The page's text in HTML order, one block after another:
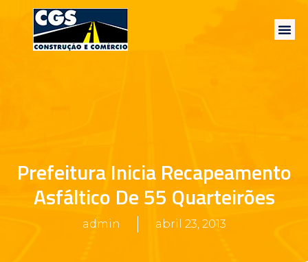
Prefeitura Inicia Recapeamento
Asfáltico De 55 Quarteirões
admin abril 23, 2013